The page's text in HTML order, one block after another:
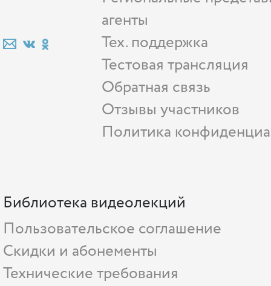
агенты
Тех. поддержка
Тестовая трансляция
Обратная связь
Отзывы участников
Политика
Библиотека видеолекций
Пользовательское соглашение
Скидки и абонементы
Технические требования